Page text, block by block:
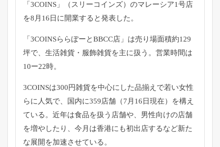
「3COINS」（スリーコインズ） のマレーシア1号店
を8月16日に開業すると発表した。
「3COINSららぽーとBBCC店」 は売り場面積約129
坪で、生活雑貨・服飾雑貨を主に扱う。 営業時間は
10ー22時。
3COINSは300円雑貨を中心にした品揃えで若い女性
らに人気で、国内に359店舗（7月16日現在）を構え
ている。 近年は食品を扱う店舗や、男性向けの店舗
を増やしたり、 今月は香港にも初出店するなど新た
な展開を加速させている。